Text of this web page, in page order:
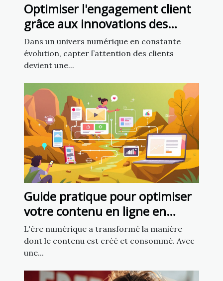
Optimiser l'engagement client
grâce aux innovations des
chatbots en marketing
Dans un univers numérique en constante
évolution, capter l’attention des clients
devient une...
Guide pratique pour optimiser
votre contenu en ligne en
utilisant l'intelligence artificielle
L'ère numérique a transformé la manière
dont le contenu est créé et consommé. Avec
une...